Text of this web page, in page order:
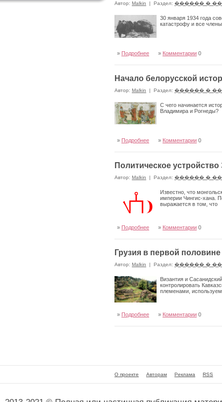
Автор: Malkin | Раздел: ������ �
30 января 1934 года
катастрофу и все
» Подробнее » Комментарии 0
Начало белорусской
Автор: Malkin | Раздел: ������ �
С чего начинается
Владимира и Рогнеды?
» Подробнее » Комментарии 0
Политическое
Автор: Malkin | Раздел: ������ �
Известно, что
империи Чингис-хана.
выражается в том, что
» Подробнее » Комментарии 0
Грузия в первой половине
Автор: Malkin | Раздел: ������ �
Византия и
контролировать
племенами,
» Подробнее » Комментарии 0
О проекте Авторам Реклама RSS